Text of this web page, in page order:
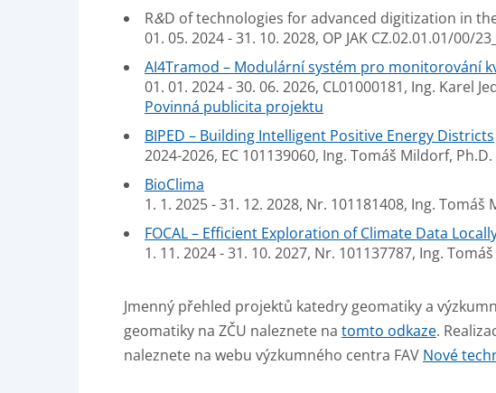
R&D of technologies for advanced digitization in
01. 05. 2024 - 31. 10. 2028, OP JAK CZ.02.01.01/00/
AI4Tramod – Modulární systém pro monitorování
01. 01. 2024 - 30. 06. 2026, CL01000181, Ing. Karel
Povinná publicita projektu
BIPED – Building Intelligent Positive Energy Districts
2024-2026, EC 101139060, Ing. Tomáš Mildorf, Ph.D.
BioClima
1. 1. 2025 - 31. 12. 2028, Nr. 101181408, Ing. Tomáš
FOCAL – Efficient Exploration of Climate Data
1. 11. 2024 - 31. 10. 2027, Nr. 101137787, Ing.
Jmenný přehled projektů katedry geomatiky a
geomatiky na ZČU naleznete na tomto odkaze.
naleznete na webu výzkumného centra FAV Nové